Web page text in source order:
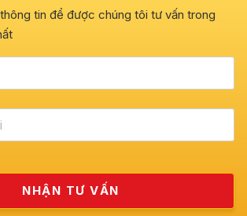
tin để được chúng tôi tư vấn trong